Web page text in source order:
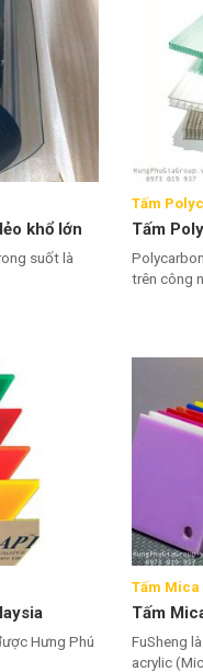
khổ lớn
suốt là
Tấm
Tấm
trên công
Hưng Phú
Tấm Mica
Tấm
FuSheng
acrylic